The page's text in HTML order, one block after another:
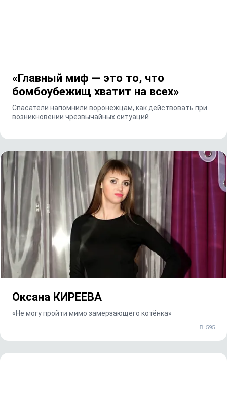
«Главный миф — это то, что
бомбоубежищ хватит на всех»
Спасатели напомнили воронежцам, как действовать при
возникновении чрезвычайных ситуаций
Оксана КИРЕЕВА
«Не могу пройти мимо замерзающего котёнка»
595